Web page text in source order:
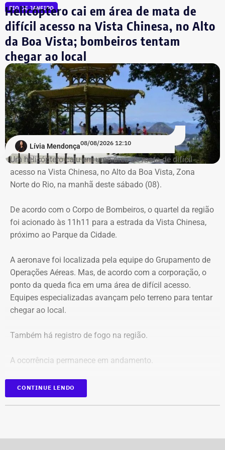
Declaração de bens de Bernardo Rossi em 2020 — Foto:
Reprodução/Divulgacand
Trecho da argumentação da prefeitura de Búzios sobre a respeito da morte
de uma criança de 2 anos — Foto: Reprodução.
criança de 2 anos — Foto: Reprodução.
O pedido de Búzios à Justiça
Em caráter urgente, antes da apresentação da defesa das
empresas, a prefeitura solicitou:
Preservação integral dos registros dos nove perfis;
Identificação de anunciantes e financiadores;
Retirada das publicações relacionadas no processo;
Suspensão temporária de contas que não fossem
Proibição de distribuição paga por contas ainda não
Globo
Destroços da aeronave, um Robinson 44, foram
localizados pela equipe do Grupamento de Operações
Aéreas.
Há registro de fogo na região, e militares especializados
em combate a incêndios florestais também foram
mobilizados.
Para dar apoio às buscas do Corpo de Bombeiros, o
ICMBio informou que um pequeno e restrito trecho da
Estrada da Vista Chinesa, em frente ao pagode chinês da
Vista Chinesa, foi interditado. A Vista Chinesa fica dentro
do Parque Nacional da Tijuca
RIO DE JANEIRO
Helicóptero cai em área de mata de
difícil acesso na Vista Chinesa, no Alto
da Boa Vista; bombeiros tentam
chegar ao local
Lívia Mendonça08/08/2026 12:10
Um helicóptero caiu em uma área de mata de difícil
acesso na Vista Chinesa, no Alto da Boa Vista, Zona
Norte do Rio, na manhã deste sábado (08).
De acordo com o Corpo de Bombeiros, o quartel da região
foi acionado às 11h11 para a estrada da Vista Chinesa,
próximo ao Parque da Cidade.
A aeronave foi localizada pela equipe do Grupamento de
Operações Aéreas. Mas, de acordo com a corporação, o
ponto da queda fica em uma área de difícil acesso.
Equipes especializadas avançam pelo terreno para tentar
chegar ao local.
Também há registro de fogo na região.
A ocorrência permanece em andamento.
*Em atualização
CONTINUE LENDO